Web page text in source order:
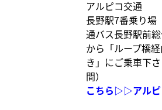
アルピコ交通
長野駅7番乗り場
通バス長野駅前総
から「ループ橋
き」にご乗車下
間）
こちら▷▷アル